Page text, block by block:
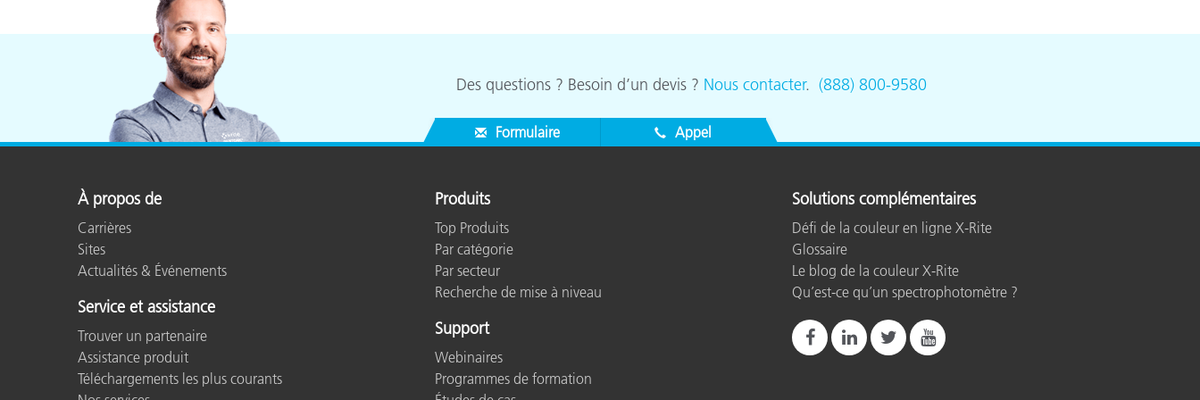
Plastiques
Papier
Des questions ? Besoin d’un devis ? Nous contacter. (888) 800-9580
Formulaire Appel
À propos de
Carrières
Sites
Actualités & Événements
Service et assistance
Trouver un partenaire
Assistance produit
Téléchargements les plus courants
Produits
Top Produits
Par catégorie
Par secteur
Recherche de mise à niveau
Support
Webinaires
Programmes de formation
Solutions complémentaires
Défi de la couleur en ligne X-Rite
Glossaire
Le blog de la couleur X-Rite
Qu’est-ce qu’un spectrophotomètre ?